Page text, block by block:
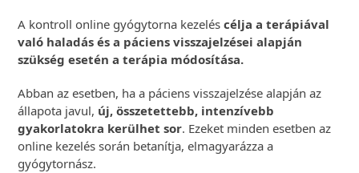
A kontroll online gyógytorna kezeléscélja a terápiával
való haladás és a páciens visszajelzései alapján
szükség esetén a terápia módosítása.
Abban az esetben, ha a páciens visszajelzése alapján az
állapota javul, új, összetettebb, intenzívebb
gyakorlatokra kerülhet sor. Ezeket minden esetben az
online kezelés során betanítja, elmagyarázza a
gyógytornász.